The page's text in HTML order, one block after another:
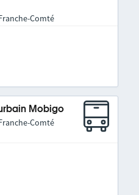
Comté
Mobigo
Comté